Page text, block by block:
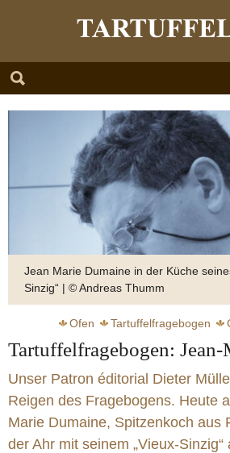
Jean Marie Dumaine in der Küche
Sinzig“ | © Andreas Thumm
Ofen Tartuffelfragebogen
Vieux Sinzig
Pommeau
Tartuffelfragebogen:
Unser Patron éditorial Dieter
Reigen des Fragebogens. Heute
Marie Dumaine, Spitzenkoch aus
der Ahr mit seinem „Vieux-